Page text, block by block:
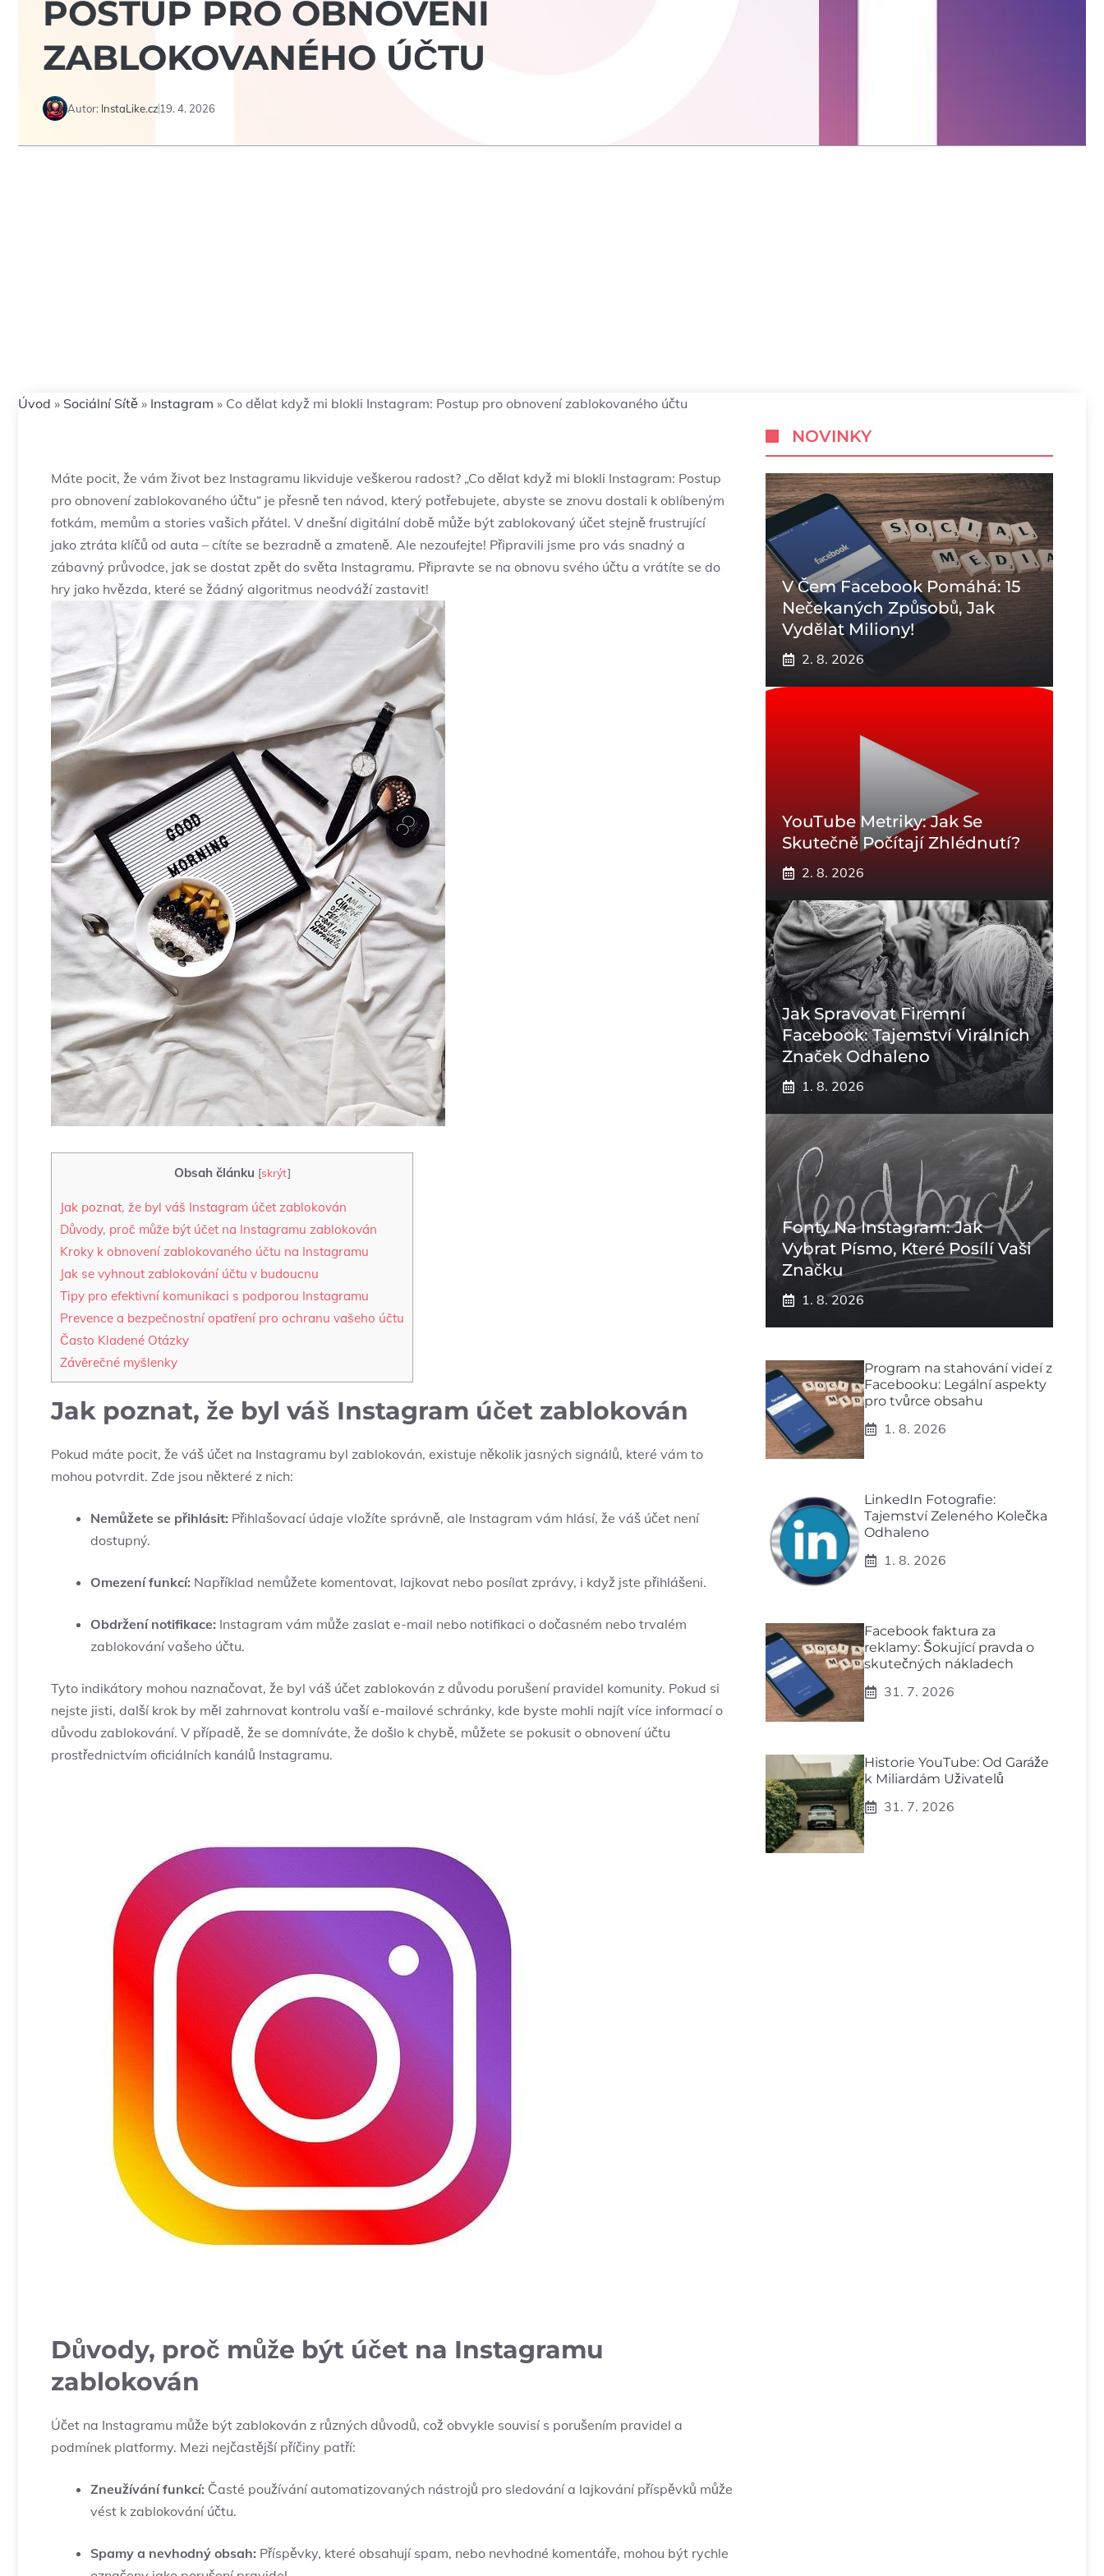
POSTUP PRO OBNOVENÍ
ZABLOKOVANÉHO ÚČTU
Autor: InstaLike.cz 19. 4. 2026
Úvod » Sociální Sítě » Instagram » Co dělat když mi blokli Instagram: Postup pro obnovení zablokovaného účtu
Máte pocit, že vám život bez Instagramu likviduje veškerou radost? „Co dělat když mi blokli Instagram: Postup
pro obnovení zablokovaného účtu“ je přesně ten návod, který potřebujete, abyste se znovu dostali k oblíbeným
fotkám, memům a stories vašich přátel. V dnešní digitální době může být zablokovaný účet stejně frustrující
jako ztráta klíčů od auta – cítíte se bezradně a zmateně. Ale nezoufejte! Připravili jsme pro vás snadný a
zábavný průvodce, jak se dostat zpět do světa Instagramu. Připravte se na obnovu svého účtu a vrátíte se do
hry jako hvězda, které se žádný algoritmus neodváží zastavit!
Obsah článku [skrýt]
Jak poznat, že byl váš Instagram účet zablokován
Důvody, proč může být účet na Instagramu zablokován
Kroky k obnovení zablokovaného účtu na Instagramu
Jak se vyhnout zablokování účtu v budoucnu
Tipy pro efektivní komunikaci s podporou Instagramu
Prevence a bezpečnostní opatření pro ochranu vašeho účtu
Často Kladené Otázky
Závěrečné myšlenky
Jak poznat, že byl váš Instagram účet zablokován
Pokud máte pocit, že váš účet na Instagramu byl zablokován, existuje několik jasných signálů, které vám to
mohou potvrdit. Zde jsou některé z nich:
Nemůžete se přihlásit: Přihlašovací údaje vložíte správně, ale Instagram vám hlásí, že váš účet není
dostupný.
Omezení funkcí: Například nemůžete komentovat, lajkovat nebo posílat zprávy, i když jste přihlášeni.
Obdržení notifikace: Instagram vám může zaslat e-mail nebo notifikaci o dočasném nebo trvalém
zablokování vašeho účtu.
Tyto indikátory mohou naznačovat, že byl váš účet zablokován z důvodu porušení pravidel komunity. Pokud si
nejste jisti, další krok by měl zahrnovat kontrolu vaší e-mailové schránky, kde byste mohli najít více informací o
důvodu zablokování. V případě, že se domníváte, že došlo k chybě, můžete se pokusit o obnovení účtu
prostřednictvím oficiálních kanálů Instagramu.
Důvody, proč může být účet na Instagramu
zablokován
Účet na Instagramu může být zablokován z různých důvodů, což obvykle souvisí s porušením pravidel a
podmínek platformy. Mezi nejčastější příčiny patří:
Zneužívání funkcí: Časté používání automatizovaných nástrojů pro sledování a lajkování příspěvků může
vést k zablokování účtu.
Spamy a nevhodný obsah: Příspěvky, které obsahují spam, nebo nevhodné komentáře, mohou být rychle
NOVINKY
V Čem Facebook Pomáhá: 15
Nečekaných Způsobů, Jak
Vydělat Miliony!
2. 8. 2026
YouTube Metriky: Jak Se
Skutečně Počítají Zhlédnutí?
2. 8. 2026
Jak Spravovat Firemní
Facebook: Tajemství Virálních
Značek Odhaleno
1. 8. 2026
Fonty Na Instagram: Jak
Vybrat Písmo, Které Posílí Vaši
Značku
1. 8. 2026
Program na stahování videí z
Facebooku: Legální aspekty
pro tvůrce obsahu
1. 8. 2026
LinkedIn Fotografie:
Tajemství Zeleného Kolečka
Odhaleno
1. 8. 2026
Facebook faktura za
reklamy: Šokující pravda o
skutečných nákladech
31. 7. 2026
Historie YouTube: Od Garáže
k Miliardám Uživatelů
31. 7. 2026